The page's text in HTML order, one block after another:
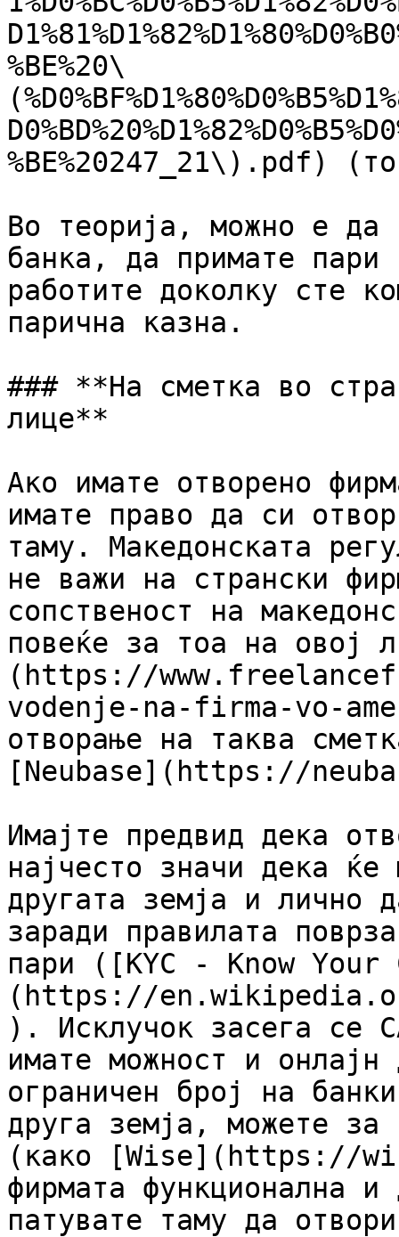
%BE%20\
%BE%20247_21\).pdf)
Во теорија, можно е да
банка, да примате
работите доколку сте
парична казна.
### **На сметка во
лице**
Ако имате отворено
имате право да си
таму. Македонската
не важи на странски
сопственост на
повеќе за тоа на овој
(https://
vodenje-na-firma-vo-
отворање на таква
[Neubase](https://
Имајте предвид дека
најчесто значи дека
другата земја и лично
заради правилата
пари ([KYC - Know Your
(https://
). Исклучок засега се
имате можност и
ограничен број на
друга земја, можете за
(како [Wise](https://
фирмата функционална
патувате таму да